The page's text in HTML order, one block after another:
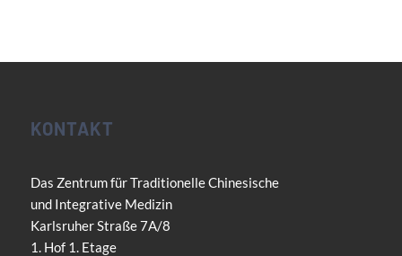
KONTAKT
Das Zentrum für Traditionelle Chinesische
und Integrative Medizin
Karlsruher Straße 7A/8
1. Hof 1. Etage